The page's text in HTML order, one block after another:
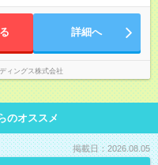
へ、20代で管理職へとキャリ
用期間】試用期
雇用形態と給与に、本採用時
態：インターンシップ 給与：
社の場合、その月の月末までは
す。
人で担当する場合も多い
しやすい環境です。
詳細へ
ィングス株式会社
のオススメ
掲載日：2026.08.05